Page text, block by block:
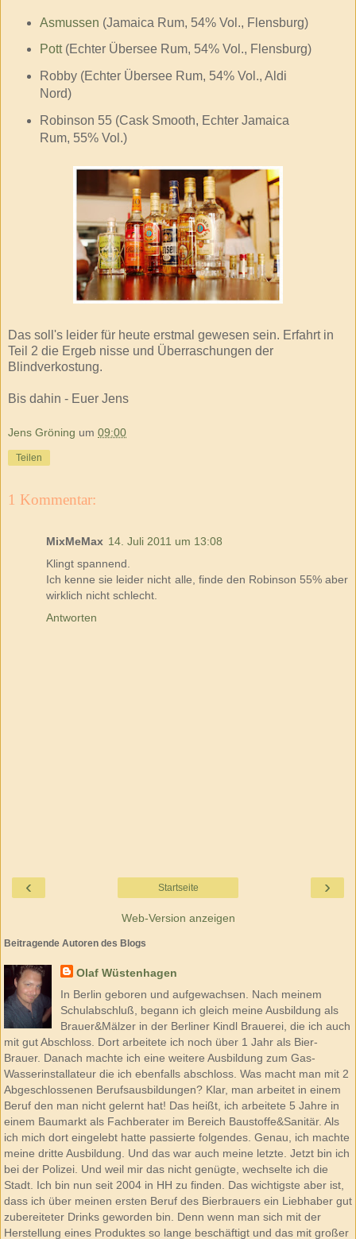
Asmussen (Jamaica Rum, 54% Vol., Flensburg)
Pott(Echter Übersee Rum, 54% Vol., Flensburg)
Robby (Echter Übersee Rum, 54% Vol., Aldi
Nord)
Robinson 55 (Cask Smooth, Echter Jamaica
Rum, 55% Vol.)
Das soll's leider für heute erstmal gewesen sein. Erfahrt in
Teil 2 die Ergeb nisse und Überraschungen der
Blindverkostung.
Bis dahin - Euer Jens
Jens Gröning um 09:00
Teilen
1 Kommentar:
MixMeMax 14. Juli 2011 um 13:08
Klingt spannend.
Ich kenne sie leider nicht alle, finde den Robinson 55% aber
wirklich nicht schlecht.
Antworten
‹ ›
Startseite
Web-Version anzeigen
Beitragende Autoren des Blogs
Olaf Wüstenhagen
In Berlin geboren und aufgewachsen. Nach meinem
Schulabschluß, begann ich gleich meine Ausbildung als
Brauer&Mälzer in der Berliner Kindl Brauerei, die ich auch
mit gut Abschloss. Dort arbeitete ich noch über 1 Jahr als Bier-
Brauer. Danach machte ich eine weitere Ausbildung zum Gas-
Wasserinstallateur die ich ebenfalls abschloss. Was macht man mit 2
Abgeschlossenen Berufsausbildungen? Klar, man arbeitet in einem
Beruf den man nicht gelernt hat! Das heißt, ich arbeitete 5 Jahre in
einem Baumarkt als Fachberater im Bereich Baustoffe&Sanitär. Als
ich mich dort eingelebt hatte passierte folgendes. Genau, ich machte
meine dritte Ausbildung. Und das war auch meine letzte. Jetzt bin ich
bei der Polizei. Und weil mir das nicht genügte, wechselte ich die
Stadt. Ich bin nun seit 2004 in HH zu finden. Das wichtigste aber ist,
dass ich über meinen ersten Beruf des Bierbrauers ein Liebhaber gut
zubereiteter Drinks geworden bin. Denn wenn man sich mit der
Herstellung eines Produktes so lange beschäftigt und das mit großer